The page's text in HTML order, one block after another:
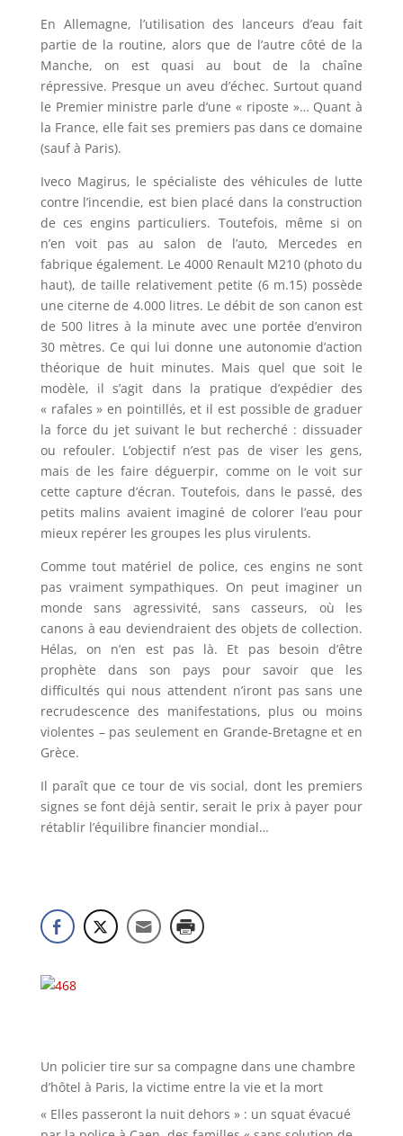
En Allemagne, l’utilisation des lanceurs d’eau fait
partie de la routine, alors que de l’autre côté de la
Manche, on est quasi au bout de la chaîne
répressive. Presque un aveu d’échec. Surtout quand
le Premier ministre parle d’une « riposte »… Quant à
la France, elle fait ses premiers pas dans ce domaine
(sauf à Paris).
Iveco Magirus, le spécialiste des véhicules de lutte
contre l’incendie, est bien placé dans la construction
de ces engins particuliers. Toutefois, même si on
n’en voit pas au salon de l’auto, Mercedes en
fabrique également. Le 4000 Renault M210 (photo du
haut), de taille relativement petite (6 m.15) possède
une citerne de 4.000 litres. Le débit de son canon est
de 500 litres à la minuteavec une portée d’environ
30 mètres. Ce qui lui donne une autonomie d’action
théorique de huit minutes. Mais quel que soit le
modèle, il s’agit dans la pratique d’expédier des
« rafales » en pointillés, et il est possible de graduer
la force du jet suivant le but recherché : dissuader
ou refouler. L’objectif n’est pas de viser les gens,
mais de les faire déguerpir, comme on le voit sur
cette capture d’écran. Toutefois, dans le passé, des
petits malins avaient imaginé de colorer l’eau pour
mieux repérer les groupes les plus virulents.
Comme tout matériel de police, ces engins ne sont
pas vraiment sympathiques. On peut imaginer un
monde sans agressivité, sans casseurs, où les
canons à eau deviendraient des objets de collection.
Hélas, on n’en est pas là. Et pas besoin d’être
prophète dans son pays pour savoir que les
difficultés qui nous attendent n’iront pas sans une
recrudescence des manifestations, plus ou moins
violentes – pas seulement en Grande-Bretagne et en
Grèce.
Il paraît que ce tour de vis social, dont les premiers
signes se font déjà sentir, serait le prix à payer pour
rétablir l’équilibre financier mondial…
Un policier tire sur sa compagne dans une chambre
d’hôtel à Paris, la victime entre la vie et la mort
« Elles passeront la nuit dehors » : un squat évacué